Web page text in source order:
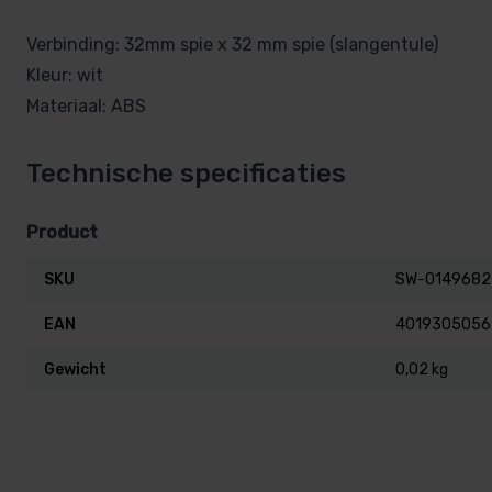
Verbinding: 32mm spie x 32 mm spie (slangentule)
Kleur: wit
Materiaal: ABS
Technische specificaties
Product
SKU SW-0149682
EAN
Gewicht 0,02 kg